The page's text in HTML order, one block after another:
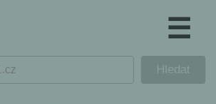
☰